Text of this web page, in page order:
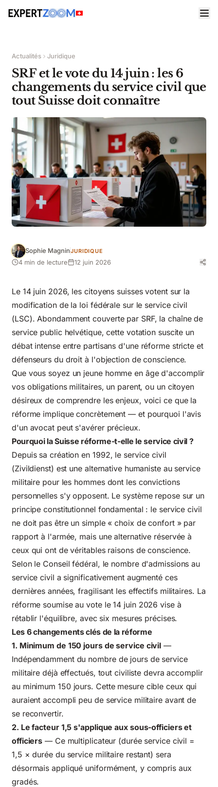
Actualités Juridique
SRF et le vote du 14 juin : les 6
changements du service civil que
tout Suisse doit connaître
Sophie MagninJURIDIQUE
4 min de lecture 12 juin 2026
Le 14 juin 2026, les citoyens suisses votent sur la
modification de la loi fédérale sur le service civil
(LSC). Abondamment couverte par SRF, la chaîne de
service public helvétique, cette votation suscite un
débat intense entre partisans d'une réforme stricte et
défenseurs du droit à l'objection de conscience.
Que vous soyez un jeune homme en âge d'accomplir
vos obligations militaires, un parent, ou un citoyen
désireux de comprendre les enjeux, voici ce que la
réforme implique concrètement — et pourquoi l'avis
d'un avocat peut s'avérer précieux.
Pourquoi la Suisse réforme-t-elle le service civil ?
Depuis sa création en 1992, le service civil
(Zivildienst) est une alternative humaniste au service
militaire pour les hommes dont les convictions
personnelles s'y opposent. Le système repose sur un
principe constitutionnel fondamental : le service civil
ne doit pas être un simple « choix de confort » par
rapport à l'armée, mais une alternative réservée à
ceux qui ont de véritables raisons de conscience.
Selon le Conseil fédéral, le nombre d'admissions au
service civil a significativement augmenté ces
dernières années, fragilisant les effectifs militaires. La
réforme soumise au vote le 14 juin 2026 vise à
rétablir l'équilibre, avec six mesures précises.
Les 6 changements clés de la réforme
1. Minimum de 150 jours de service civil —
Indépendamment du nombre de jours de service
militaire déjà effectués, tout civiliste devra accomplir
au minimum 150 jours. Cette mesure cible ceux qui
auraient accompli peu de service militaire avant de
se reconvertir.
2. Le facteur 1,5 s'applique aux sous-officiers et
officiers — Ce multiplicateur (durée service civil =
1,5 × durée du service militaire restant) sera
désormais appliqué uniformément, y compris aux
gradés.